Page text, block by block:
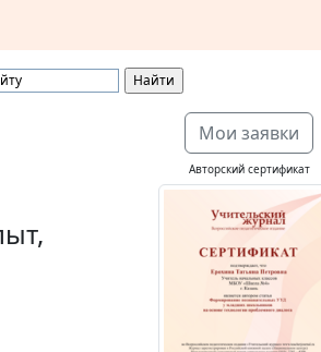
Мои заявки
Авторский сертификат